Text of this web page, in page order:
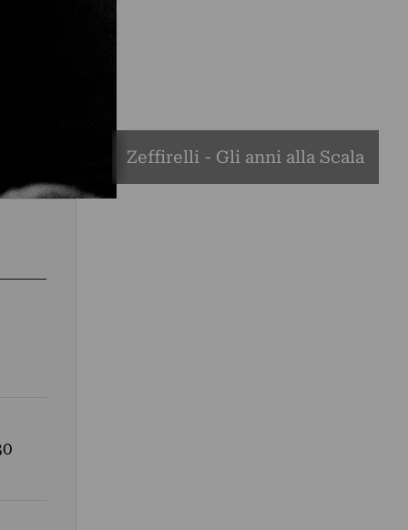
Zeffirelli - Gli anni alla Scala